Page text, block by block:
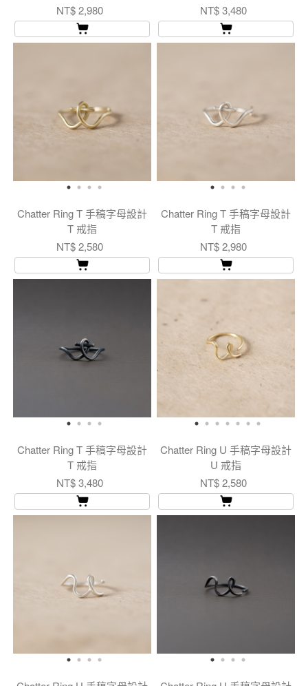
NT$ 2,980
NT$ 3,480
Chatter Ring T 手稿字母設計
T 戒指
NT$ 2,580
Chatter Ring T 手稿字母設計
T 戒指
NT$ 2,980
Chatter Ring T 手稿字母設計
T 戒指
NT$ 3,480
Chatter Ring U 手稿字母設計
U 戒指
NT$ 2,580